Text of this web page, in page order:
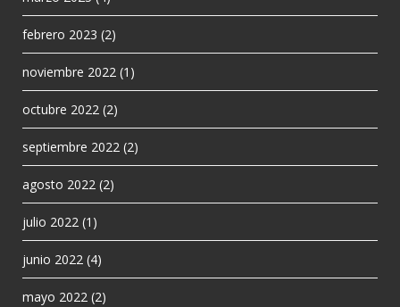
febrero 2023 (2)
noviembre 2022 (1)
octubre 2022 (2)
septiembre 2022 (2)
agosto 2022 (2)
julio 2022 (1)
junio 2022 (4)
mayo 2022 (2)